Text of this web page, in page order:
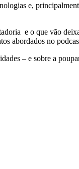
e,
e o que vão
abordados no
– e sobre a